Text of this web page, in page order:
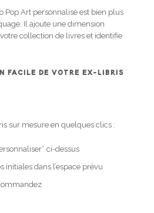
Pop Art personnalisé est bien plus
Il ajoute une dimension
collection de livres et identifie
FACILE DE VOTRE EX-LIBRIS
sur mesure en quelques clics :
ci-dessus
initiales dans l’espace prévu